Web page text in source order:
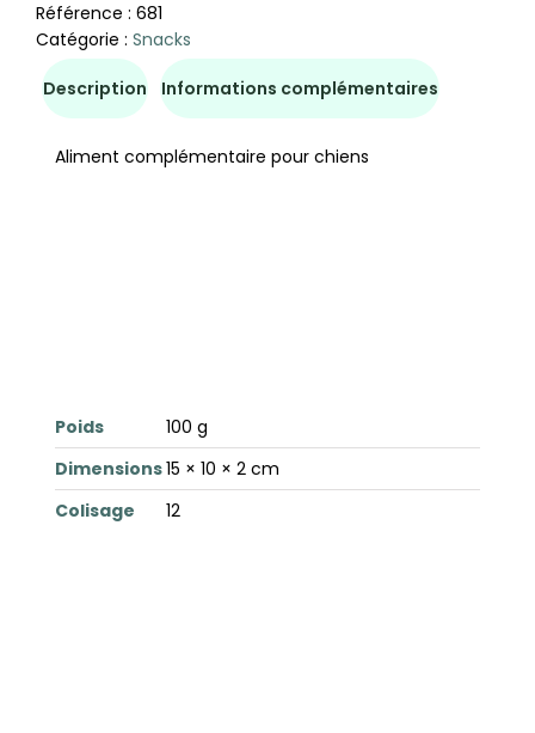
Référence : 681
Catégorie : Snacks
Description Informations complémentaires
Aliment complémentaire pour chiens
Poids
100 g
Dimensions15 × 10 × 2 cm
Colisage
12